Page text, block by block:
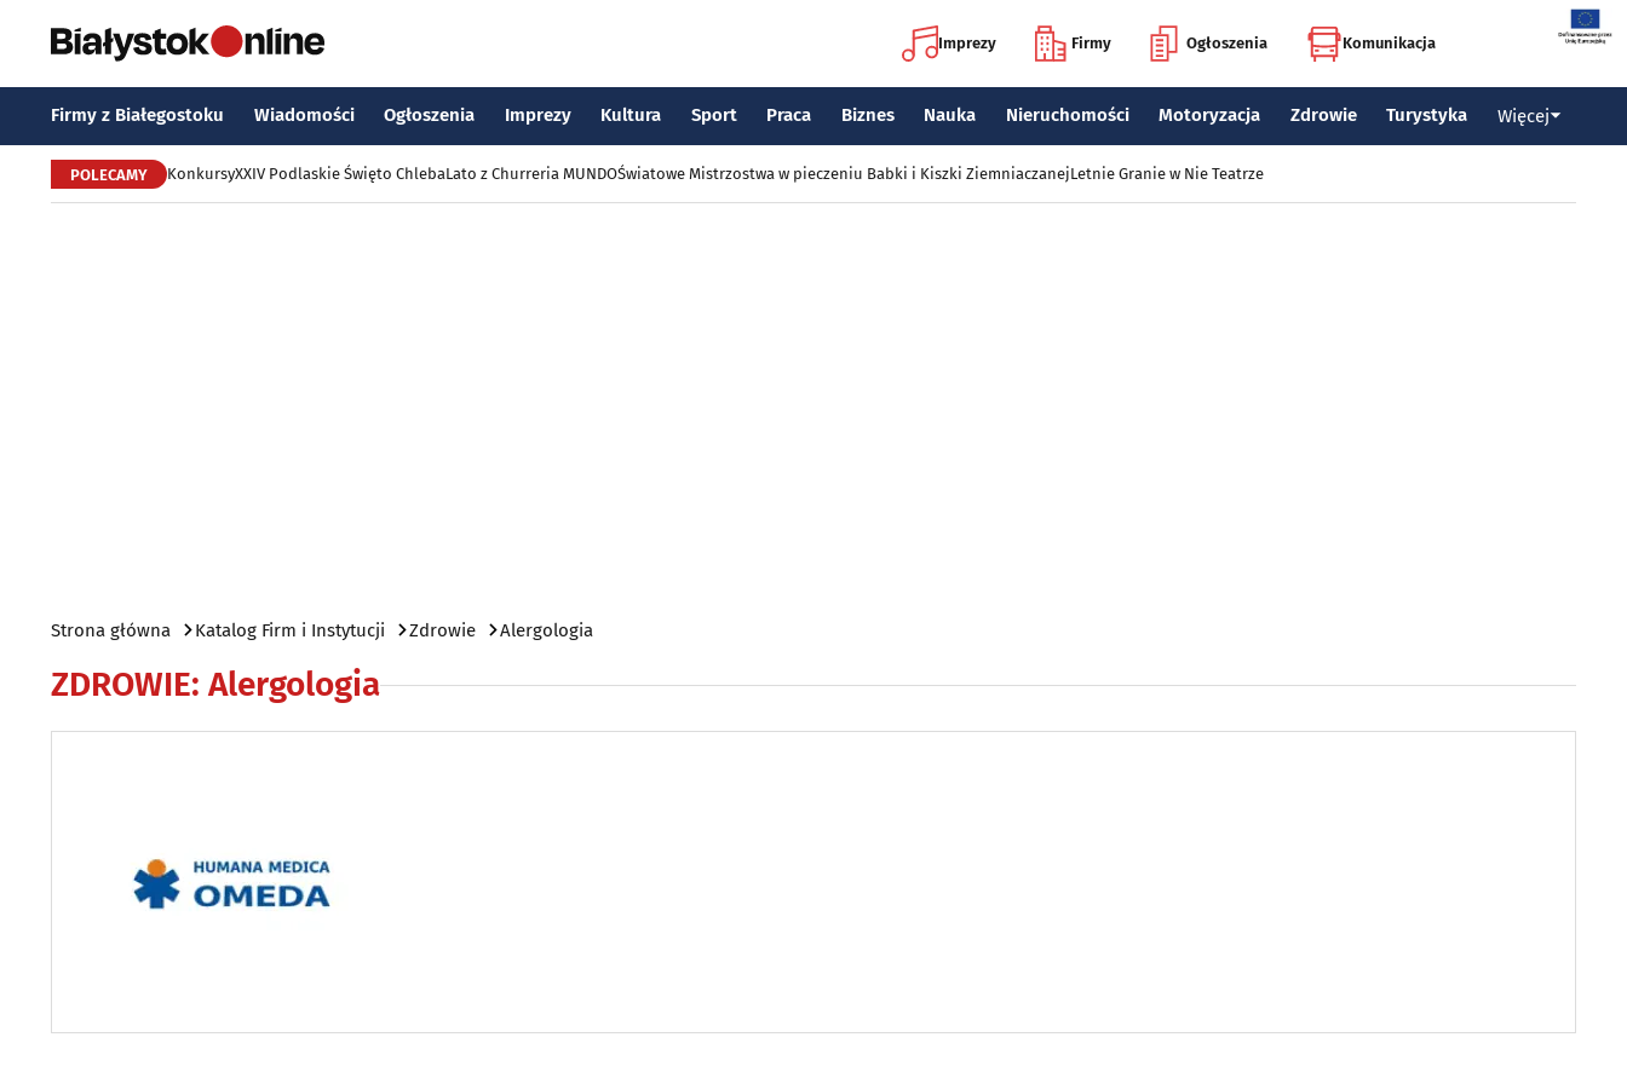
Imprezy Firmy Ogłoszenia Komunikacja
Firmy z Białegostoku Wiadomości Ogłoszenia Imprezy Kultura Sport Praca Biznes Nauka Nieruchomości Motoryzacja Zdrowie Turystyka Więcej
POLECAMY KonkursyXXIV Podlaskie Święto ChlebaLato z Churreria MUNDOŚwiatowe Mistrzostwa w pieczeniu Babki i Kiszki ZiemniaczanejLetnie Granie w Nie Teatrze
Strona główna Katalog Firm i Instytucji Zdrowie Alergologia
ZDROWIE: Alergologia